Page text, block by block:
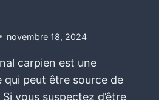
novembre 18, 2024
carpien est une
peut être source de
vous suspectez d’être